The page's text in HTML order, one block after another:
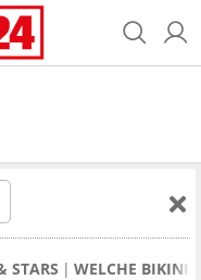
STARS WELCHE BIKINI-